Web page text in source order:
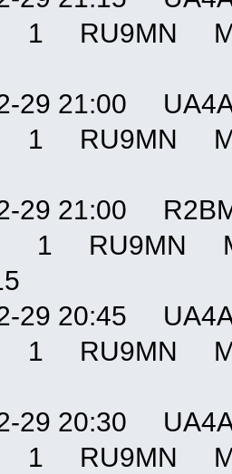
1 RU9MN
29 21:00
1 RU9MN
29 21:00
1 RU9MN
29 20:45
1 RU9MN
29 20:30
1 RU9MN